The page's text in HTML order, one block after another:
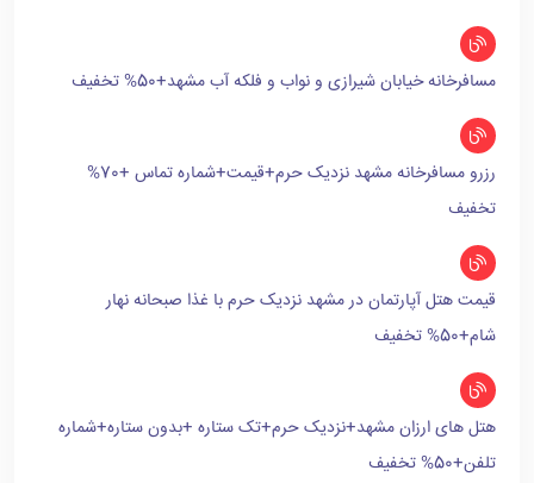
مسافرخانه خیابان شیرازی و نواب و فلکه آب مشهد+50% تخفیف
رزرو مسافرخانه مشهد نزدیک حرم+قیمت+شماره تماس +70%
تخفیف
قیمت هتل آپارتمان در مشهد نزدیک حرم با غذا صبحانه نهار
شام+50% تخفیف
هتل های ارزان مشهد+نزدیک حرم+تک ستاره +بدون ستاره+شماره
تلفن+50% تخفیف